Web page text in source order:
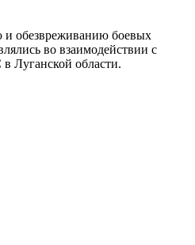
обезвреживанию боевых
во взаимодействии с
Луганской области.